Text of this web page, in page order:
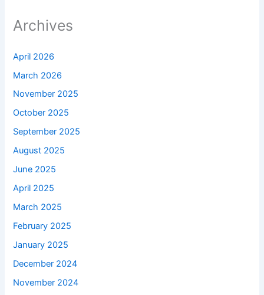
Archives
April 2026
March 2026
November 2025
October 2025
September 2025
August 2025
June 2025
April 2025
March 2025
February 2025
January 2025
December 2024
November 2024